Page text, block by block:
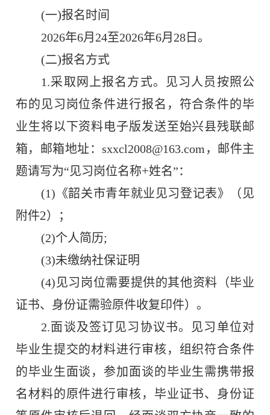
(一)报名时间
2026年6月 24至2026年6月 28 日。
(二)报名方式
1.采取网上报名方式。见习人员按照公
布的见习岗位条件进行报名，符合条件的毕
业生将以下资料电子版发送至始兴县残联邮
箱，邮箱地址：sxxcl2008@163.com ，邮件主
题请写为“见习岗位名称+姓名”：
(1) 《韶关市青年就业见习登记表》（见
附件2）；
(2)个人简历;
(3)未缴纳社保证明
(4) 见习 岗位需要提供的其他资料（毕业
证书、身份证需验原件收复印件）。
2.面谈及签订见习协议书。见习单位对
毕业生提交的材料进行审核，组织符合条件
的毕业生面谈，参加面谈的毕业生需携带报
名材料的原件进行审核，毕业证书、身份证